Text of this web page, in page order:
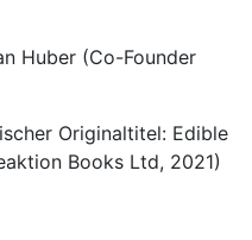
Huber (Co-Founder
Originaltitel: Edible
Books Ltd, 2021)